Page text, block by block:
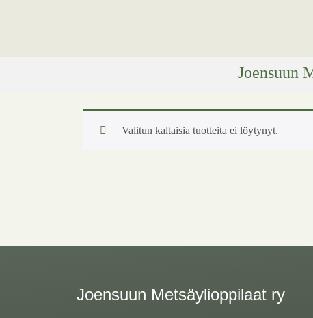
Joensuun
Valitun kaltaisia tuotteita ei löytynyt.
Joensuun Metsäylioppilaat ry